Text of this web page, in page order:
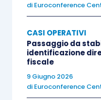
di Euroconference
CASI OPERATIVI
Passaggio da
identificazione
fiscale
9 Giugno 2026
di Euroconference